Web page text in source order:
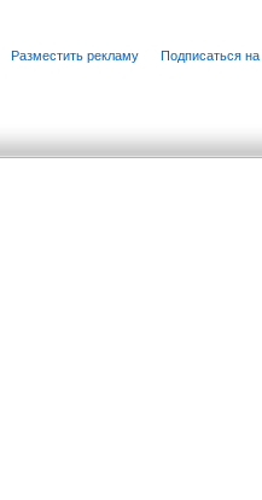
Разместить рекламу Подписаться на